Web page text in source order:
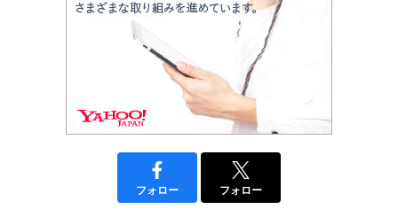
フォロー フォロー